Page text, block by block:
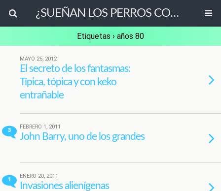
¿SUEÑAN LOS PERROS CON OVEJAS ELÉCTRICAS?
Etiquetas › años 80
MAYO 25, 2012
El secreto de los fantasmas:
Típica, tópica y con keko
entrañable
3
FEBRERO 1, 2011
John Barry, uno de los grandes
1
ENERO 20, 2011
Invasiones alienígenas